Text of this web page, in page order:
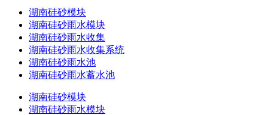
湖南硅砂模块
湖南硅砂雨水模块
湖南硅砂雨水收集
湖南硅砂雨水收集系统
湖南硅砂雨水池
湖南硅砂雨水蓄水池
湖南硅砂模块
湖南硅砂雨水模块